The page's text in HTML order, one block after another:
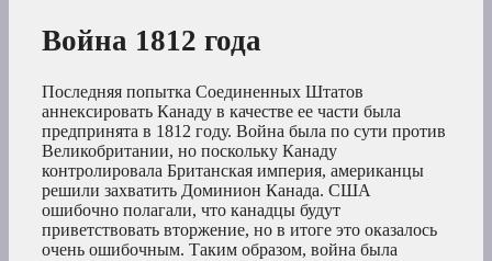
Война 1812 года
Последняя попытка Соединенных Штатов
аннексировать Канаду в качестве ее части была
предпринята в 1812 году. Война была по сути против
Великобритании, но поскольку Канаду
контролировала Британская империя, американцы
решили захватить Доминион Канада. США
ошибочно полагали, что канадцы будут
приветствовать вторжение, но в итоге это оказалось
очень ошибочным. Таким образом, война была